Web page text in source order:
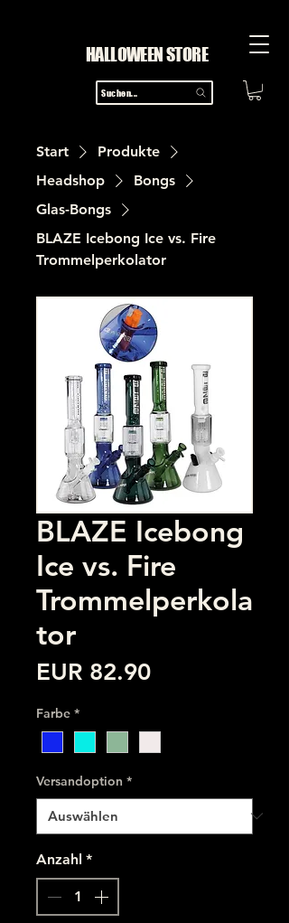
HALLOWEEN STORE
Suchen...
Start
Produkte
Headshop
Bongs
Glas-Bongs
BLAZE Icebong Ice vs. Fire
Trommelperkolator
BLAZE Icebong
Ice vs. Fire
Trommelperkola
tor
EUR 82.90Preis
Farbe *
Versandoption *
Anzahl *